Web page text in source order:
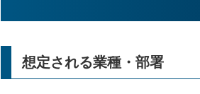
想定される業種・部署